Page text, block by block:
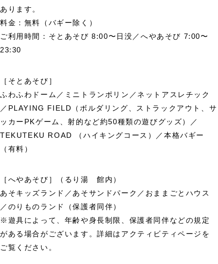
あります。
料金：無料（バギー除く）
ご利用時間：そとあそび 8:00〜日没／へやあそび 7:00〜
23:30
［そとあそび］
ふわふわドーム／ミニトランポリン／ネットアスレチック
／PLAYING FIELD（ボルダリング、ストラックアウト、サ
ッカーPKゲーム、射的など約50種類の遊びグッズ）／
TEKUTEKU ROAD （ハイキングコース）／本格バギー
（有料）
［へやあそび］（るり湯 館内）
あそキッズランド／あそサンドパーク／おままごとハウス
／のりものランド（保護者同伴）
※遊具によって、年齢や身長制限、保護者同伴などの規定
がある場合がございます。詳細はアクティビティページを
ご覧ください。